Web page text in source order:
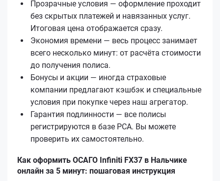
Прозрачные условия — оформление проходит
без скрытых платежей и навязанных услуг.
Итоговая цена отображается сразу.
Экономия времени — весь процесс занимает
всего несколько минут: от расчёта стоимости
до получения полиса.
Бонусы и акции — иногда страховые
компании предлагают кэшбэк и специальные
условия при покупке через наш агрегатор.
Гарантия подлинности — все полисы
регистрируются в базе РСА. Вы можете
проверить их самостоятельно.
Как оформить ОСАГО Infiniti FX37 в Нальчике
онлайн за 5 минут: пошаговая инструкция